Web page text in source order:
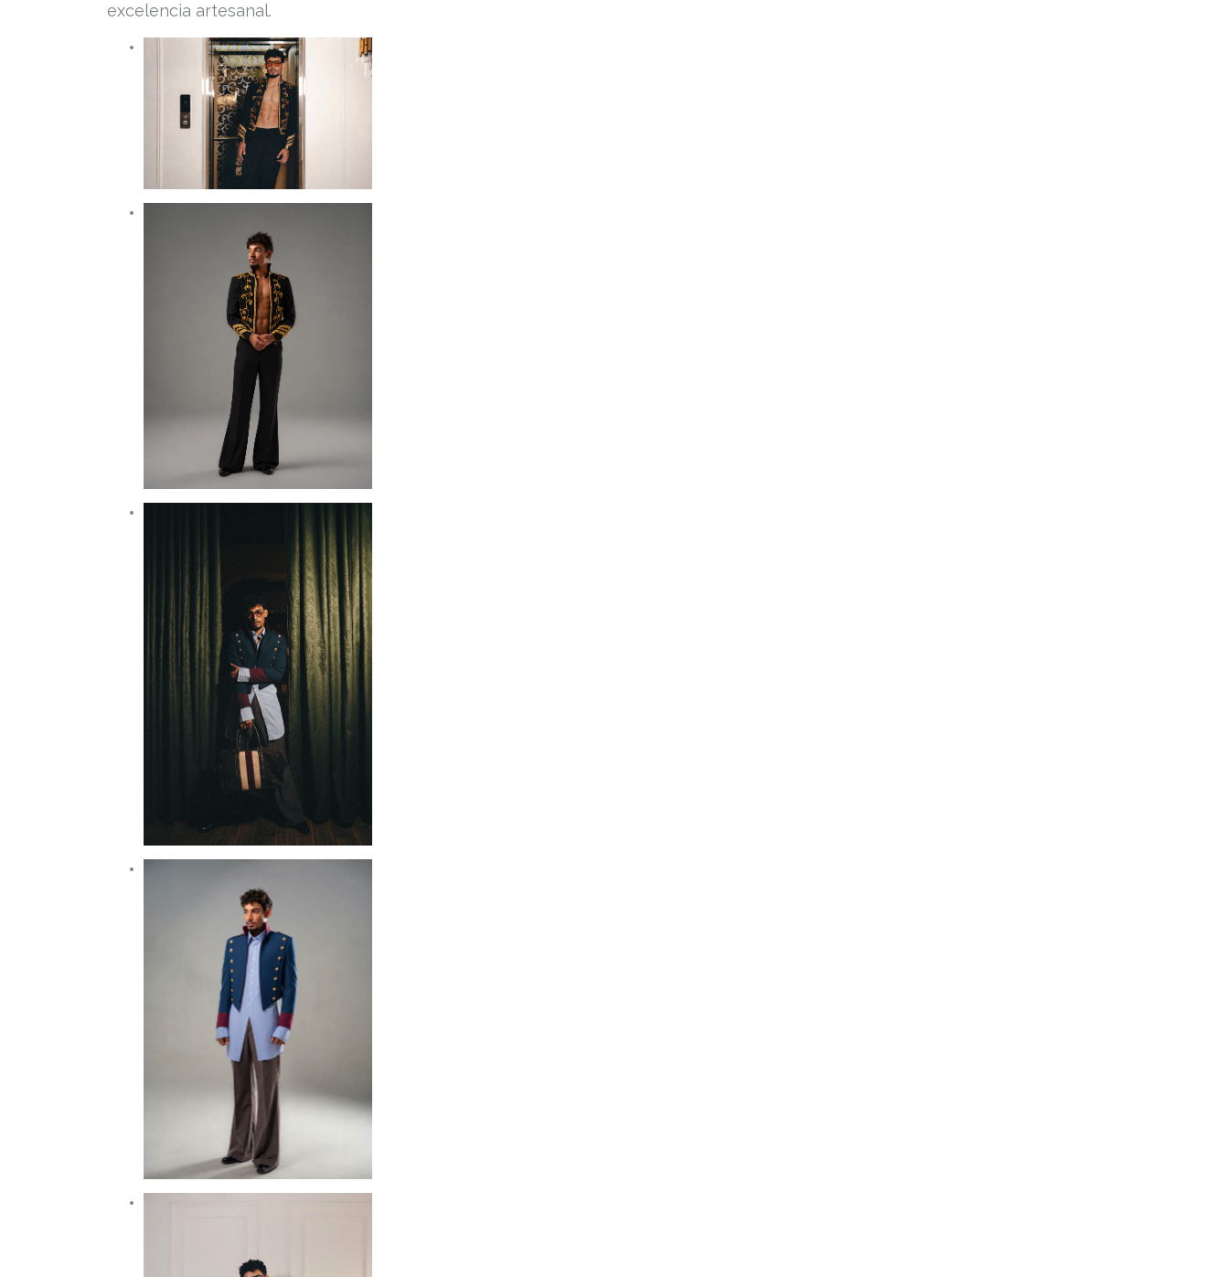
excelencia artesanal.